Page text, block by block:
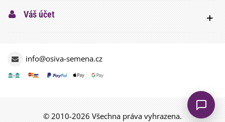
Váš účet
info@osiva-semena.cz
© 2010-2026 Všechna práva vyhrazena.